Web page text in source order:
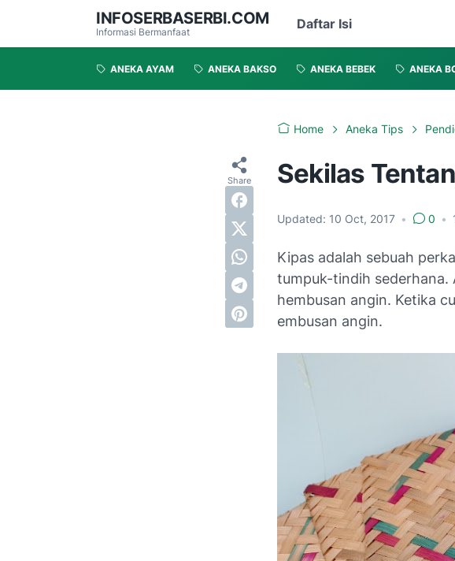
INFOSERBASERBI.COM
Informasi Bermanfaat
Daftar Isi
ANEKA AYAM ANEKA BAKSO ANEKA BEBEK ANEKA
Home Aneka Tips
Sekilas
Updated: 10 Oct, 2017 • 0 •
Kipas adalah sebuah
tumpuk-tindih sederhana.
hembusan angin. Ketika
embusan angin.